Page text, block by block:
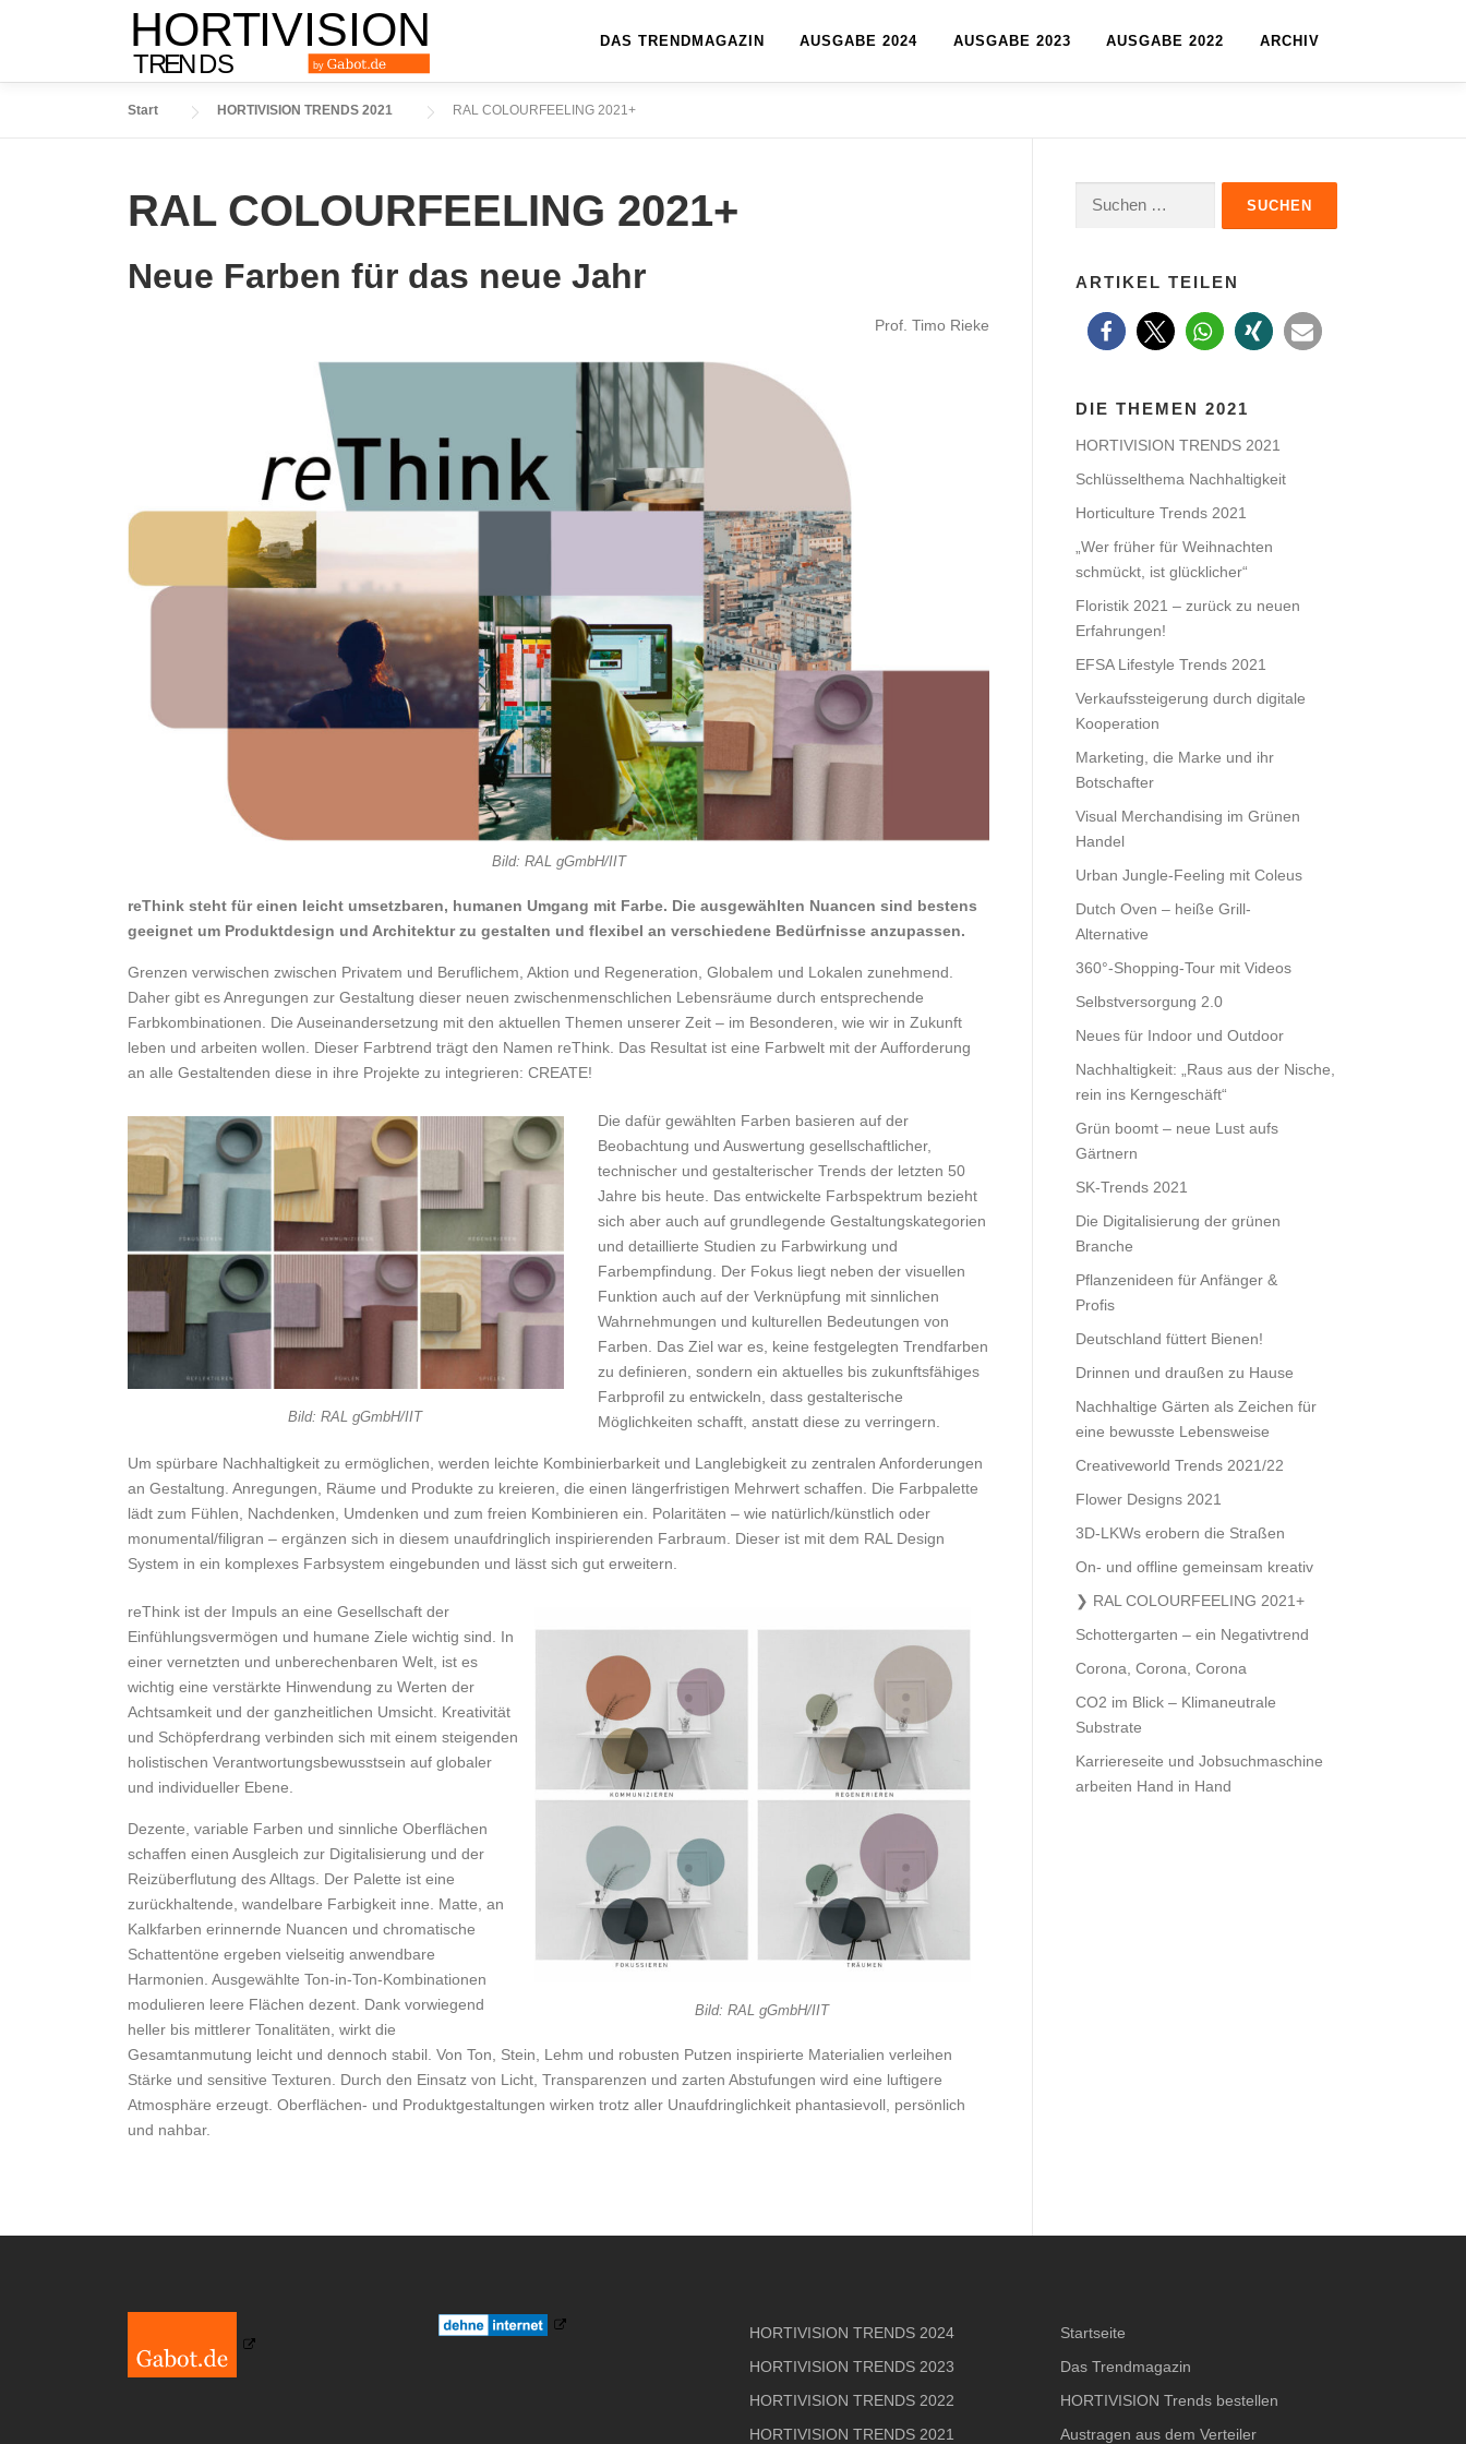
DAS TRENDMAGAZIN AUSGABE 2024 AUSGABE 2023 AUSGABE 2022 ARCHIV
Start HORTIVISION TRENDS 2021 RAL COLOURFEELING 2021+
RAL COLOURFEELING 2021+
Neue Farben für das neue Jahr
Prof. Timo Rieke
Bild: RAL gGmbH/IIT
reThink steht für einen leicht umsetzbaren, humanen Umgang mit Farbe. Die ausgewählten Nuancen sind bestens
geeignet um Produktdesign und Architektur zu gestalten und flexibel an verschiedene Bedürfnisse anzupassen.
Grenzen verwischen zwischen Privatem und Beruflichem, Aktion und Regeneration, Globalem und Lokalen zunehmend.
Daher gibt es Anregungen zur Gestaltung dieser neuen zwischenmenschlichen Lebensräume durch entsprechende
Farbkombinationen. Die Auseinandersetzung mit den aktuellen Themen unserer Zeit – im Besonderen, wie wir in Zukunft
leben und arbeiten wollen. Dieser Farbtrend trägt den Namen reThink. Das Resultat ist eine Farbwelt mit der Aufforderung
an alle Gestaltenden diese in ihre Projekte zu integrieren: CREATE!
Bild: RAL gGmbH/IIT
Die dafür gewählten Farben basieren auf der
Beobachtung und Auswertung gesellschaftlicher,
technischer und gestalterischer Trends der letzten 50
Jahre bis heute. Das entwickelte Farbspektrum bezieht
sich aber auch auf grundlegende Gestaltungskategorien
und detaillierte Studien zu Farbwirkung und
Farbempfindung. Der Fokus liegt neben der visuellen
Funktion auch auf der Verknüpfung mit sinnlichen
Wahrnehmungen und kulturellen Bedeutungen von
Farben. Das Ziel war es, keine festgelegten Trendfarben
zu definieren, sondern ein aktuelles bis zukunftsfähiges
Farbprofil zu entwickeln, dass gestalterische
Möglichkeiten schafft, anstatt diese zu verringern.
Um spürbare Nachhaltigkeit zu ermöglichen, werden leichte Kombinierbarkeit und Langlebigkeit zu zentralen Anforderungen
an Gestaltung. Anregungen, Räume und Produkte zu kreieren, die einen längerfristigen Mehrwert schaffen. Die Farbpalette
lädt zum Fühlen, Nachdenken, Umdenken und zum freien Kombinieren ein. Polaritäten – wie natürlich/künstlich oder
monumental/filigran – ergänzen sich in diesem unaufdringlich inspirierenden Farbraum. Dieser ist mit dem RAL Design
System in ein komplexes Farbsystem eingebunden und lässt sich gut erweitern.
Bild: RAL gGmbH/IIT
reThink ist der Impuls an eine Gesellschaft der
Einfühlungsvermögen und humane Ziele wichtig sind. In
einer vernetzten und unberechenbaren Welt, ist es
wichtig eine verstärkte Hinwendung zu Werten der
Achtsamkeit und der ganzheitlichen Umsicht. Kreativität
und Schöpferdrang verbinden sich mit einem steigenden
holistischen Verantwortungsbewusstsein auf globaler
und individueller Ebene.
Dezente, variable Farben und sinnliche Oberflächen
schaffen einen Ausgleich zur Digitalisierung und der
Reizüberflutung des Alltags. Der Palette ist eine
zurückhaltende, wandelbare Farbigkeit inne. Matte, an
Kalkfarben erinnernde Nuancen und chromatische
Schattentöne ergeben vielseitig anwendbare
Harmonien. Ausgewählte Ton-in-Ton-Kombinationen
modulieren leere Flächen dezent. Dank vorwiegend
heller bis mittlerer Tonalitäten, wirkt die
Gesamtanmutung leicht und dennoch stabil. Von Ton, Stein, Lehm und robusten Putzen inspirierte Materialien verleihen
Stärke und sensitive Texturen. Durch den Einsatz von Licht, Transparenzen und zarten Abstufungen wird eine luftigere
Atmosphäre erzeugt. Oberflächen- und Produktgestaltungen wirken trotz aller Unaufdringlichkeit phantasievoll, persönlich
und nahbar.
ARTIKEL TEILEN
DIE THEMEN 2021
HORTIVISION TRENDS 2021
Schlüsselthema Nachhaltigkeit
Horticulture Trends 2021
„Wer früher für Weihnachten
schmückt, ist glücklicher“
Floristik 2021 – zurück zu neuen
Erfahrungen!
EFSA Lifestyle Trends 2021
Verkaufssteigerung durch digitale
Kooperation
Marketing, die Marke und ihr
Botschafter
Visual Merchandising im Grünen
Handel
Urban Jungle-Feeling mit Coleus
Dutch Oven – heiße Grill-
Alternative
360°-Shopping-Tour mit Videos
Selbstversorgung 2.0
Neues für Indoor und Outdoor
Nachhaltigkeit: „Raus aus der Nische,
rein ins Kerngeschäft“
Grün boomt – neue Lust aufs
Gärtnern
SK-Trends 2021
Die Digitalisierung der grünen
Branche
Pflanzenideen für Anfänger &
Profis
Deutschland füttert Bienen!
Drinnen und draußen zu Hause
Nachhaltige Gärten als Zeichen für
eine bewusste Lebensweise
Creativeworld Trends 2021/22
Flower Designs 2021
3D-LKWs erobern die Straßen
On- und offline gemeinsam kreativ
RAL COLOURFEELING 2021+
Schottergarten – ein Negativtrend
Corona, Corona, Corona
CO2 im Blick – Klimaneutrale
Substrate
Karriereseite und Jobsuchmaschine
arbeiten Hand in Hand
HORTIVISION TRENDS 2024
HORTIVISION TRENDS 2023
HORTIVISION TRENDS 2022
HORTIVISION TRENDS 2021
Startseite
Das Trendmagazin
HORTIVISION Trends bestellen
Austragen aus dem Verteiler